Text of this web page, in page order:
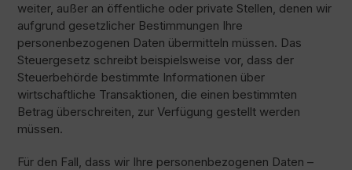
weiter, außer an öffentliche oder private Stellen, denen wir
aufgrund gesetzlicher Bestimmungen Ihre
personenbezogenen Daten übermitteln müssen. Das
Steuergesetz schreibt beispielsweise vor, dass der
Steuerbehörde bestimmte Informationen über
wirtschaftliche Transaktionen, die einen bestimmten
Betrag überschreiten, zur Verfügung gestellt werden
müssen.
Für den Fall, dass wir Ihre personenbezogenen Daten –